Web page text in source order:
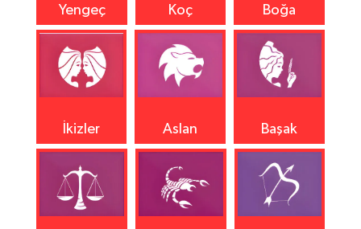
Yengeç Koç Boğa
İkizler Aslan Başak